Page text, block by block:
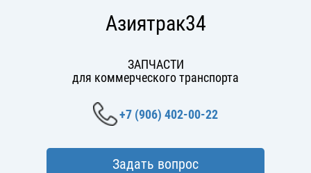
Азиятрак34
ЗАПЧАСТИ
для коммерческого транспорта
+7 (906) 402-00-22
Задать вопрос